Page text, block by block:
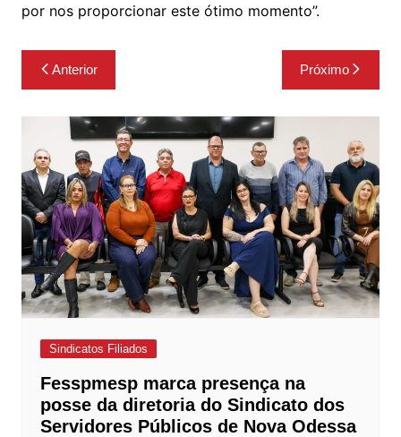
por nos proporcionar este ótimo momento”.
Navegação
de
Post
Anterior Próximo
Sindicatos Filiados
Fesspmesp marca presença na
posse da diretoria do Sindicato dos
Servidores Públicos de Nova Odessa